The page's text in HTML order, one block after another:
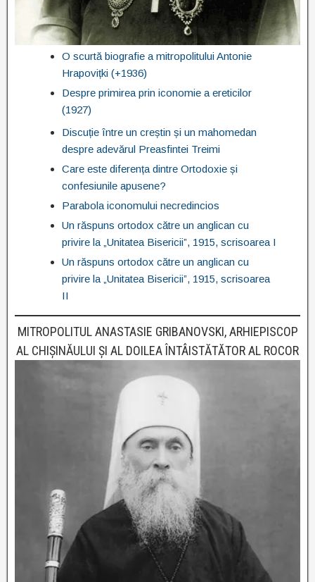
O scurtă biografie a mitropolitului Antonie
Hrapovițki (+1936)
Despre primirea prin iconomie a ereticilor
(1927)
Discuție între un creștin și un mahomedan
despre adevărul Preasfintei Treimi
Care este diferența dintre Ortodoxie și
confesiunile apusene?
Parabola iconomului necredincios
Un răspuns ortodox către un anglican cu
privire la „Unitatea Bisericii”, 1915, scrisoarea I
Un răspuns ortodox către un anglican cu
privire la „Unitatea Bisericii”, 1915, scrisoarea
II
MITROPOLITUL ANASTASIE GRIBANOVSKI, ARHIEPISCOP
AL CHIȘINĂULUI ȘI AL DOILEA ÎNTÂISTĂTĂTOR AL ROCOR